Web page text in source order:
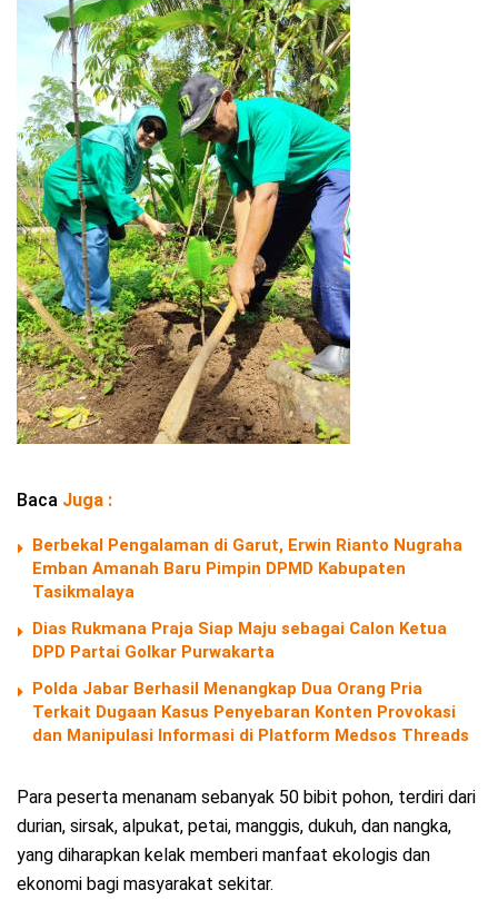
Baca Juga :
Berbekal Pengalaman di Garut, Erwin Rianto Nugraha
Emban Amanah Baru Pimpin DPMD Kabupaten
Tasikmalaya
Dias Rukmana Praja Siap Maju sebagai Calon Ketua
DPD Partai Golkar Purwakarta
Polda Jabar Berhasil Menangkap Dua Orang Pria
Terkait Dugaan Kasus Penyebaran Konten Provokasi
dan Manipulasi Informasi di Platform Medsos Threads
Para peserta menanam sebanyak 50 bibit pohon, terdiri dari
durian, sirsak, alpukat, petai, manggis, dukuh, dan nangka,
yang diharapkan kelak memberi manfaat ekologis dan
ekonomi bagi masyarakat sekitar.